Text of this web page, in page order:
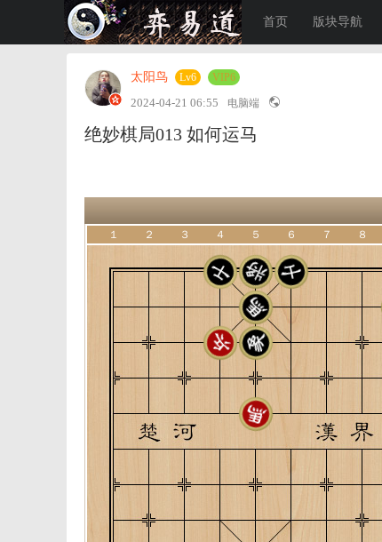
首页 版块导航
太阳鸟 Lv6 VIP6
2024-04-21 06:55 电脑端
绝妙棋局013 如何运马
１ ２ ３ ４ ５ ６ ７ ８